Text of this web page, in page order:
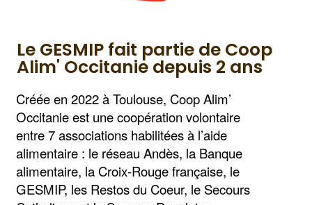
Le GESMIP fait partie de Coop
Alim' Occitanie depuis 2 ans
Créée en 2022 à Toulouse, Coop Alim’
Occitanie est une coopération volontaire
entre 7 associations habilitées à l’aide
alimentaire : le réseau Andès, la Banque
alimentaire, la Croix-Rouge française, le
GESMIP, les Restos du Coeur, le Secours